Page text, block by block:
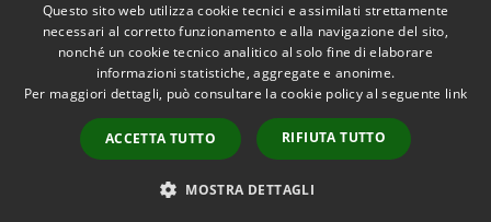
RSS
Accessibilità
Copyright © 2026 • Comune di
Municipium•
Accesso
redazione
Questo sito web utilizza cookie tecnici e assimilati strettamente
necessari al corretto funzionamento e alla navigazione del sito,
nonché un cookie tecnico analitico al solo fine di elaborare
informazioni statistiche, aggregate e anonime.
Per maggiori dettagli, può consultare la cookie policy al seguente link
ACCETTA TUTTO RIFIUTA TUTTO
MOSTRA DETTAGLI